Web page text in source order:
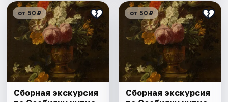
от 50 ₽
Сборная экскурсия
от 50 ₽
Сборная экскурсия